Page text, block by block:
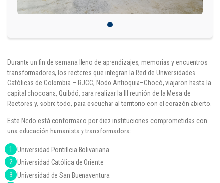
Durante un fin de semana lleno de aprendizajes, memorias y encuentros
transformadores, los rectores que integran la Red de Universidades
Católicas de Colombia – RUCC, Nodo Antioquia–Chocó, viajaron hasta la
capital chocoana, Quibdó, para realizar la
III reunión de la Mesa de
Rectores y, sobre todo, para escuchar al territorio con el corazón abierto.
Este Nodo está conformado por diez instituciones comprometidas con
una educación humanista y transformadora:
Universidad Pontificia Bolivariana
Universidad Católica de Oriente
Universidad de San Buenaventura
Campus virtual
Puntos de pago
Empleo
Contáctanos
Comunícate con nosotros
Línea de Atención al Cliente